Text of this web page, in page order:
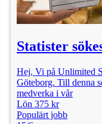
Statister
Hej, Vi på Unlimited
Göteborg. Till denna
medverka i vår
Lön 375 kr
Populärt jobb